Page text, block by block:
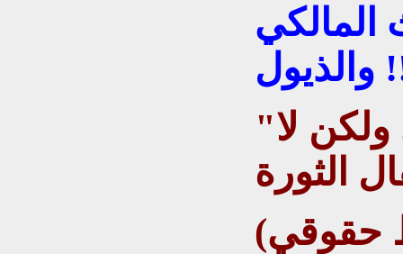
المالكي
!!
"يمكنك أن تعتقل ثورى ولكن لا
حقوقي)